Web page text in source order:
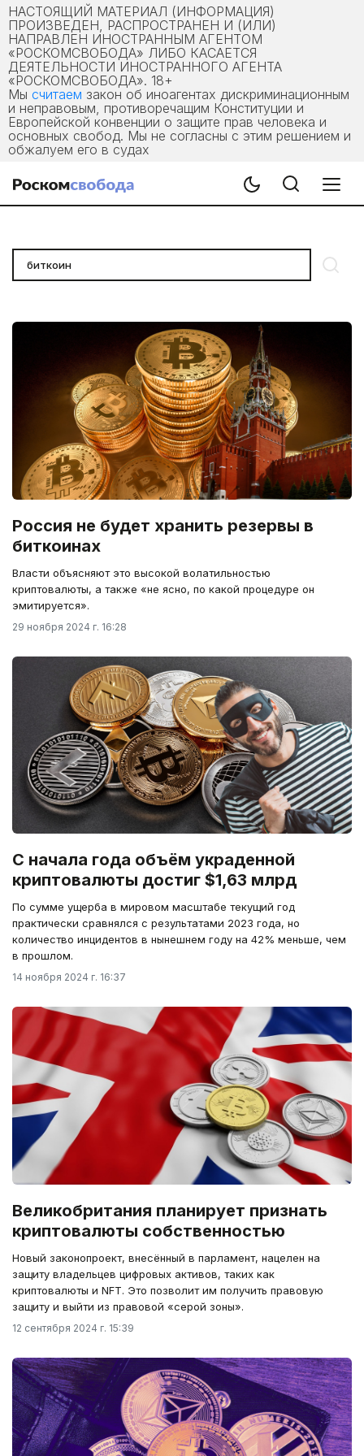
НАСТОЯЩИЙ МАТЕРИАЛ (ИНФОРМАЦИЯ)
ПРОИЗВЕДЕН, РАСПРОСТРАНЕН И (ИЛИ)
НАПРАВЛЕН ИНОСТРАННЫМ АГЕНТОМ
«РОСКОМСВОБОДА» ЛИБО КАСАЕТСЯ
ДЕЯТЕЛЬНОСТИ ИНОСТРАННОГО АГЕНТА
«РОСКОМСВОБОДА». 18+
Мы считаем закон об иноагентах дискриминационным
и неправовым, противоречащим Конституции и
Европейской конвенции о защите прав человека и
основных свобод. Мы не согласны с этим решением и
обжалуем его в судах
Россия не будет хранить резервы в
биткоинах
Власти объясняют это высокой волатильностью
криптовалюты, а также «не ясно, по какой процедуре он
эмитируется».
29 ноября 2024 г. 16:28
С начала года объём украденной
криптовалюты достиг $1,63 млрд
По сумме ущерба в мировом масштабе текущий год
практически сравнялся с результатами 2023 года, но
количество инцидентов в нынешнем году на 42% меньше, чем
в прошлом.
14 ноября 2024 г. 16:37
Великобритания планирует признать
криптовалюты собственностью
Новый законопроект, внесённый в парламент, нацелен на
защиту владельцев цифровых активов, таких как
криптовалюты и NFT. Это позволит им получить правовую
защиту и выйти из правовой «серой зоны».
12 сентября 2024 г. 15:39